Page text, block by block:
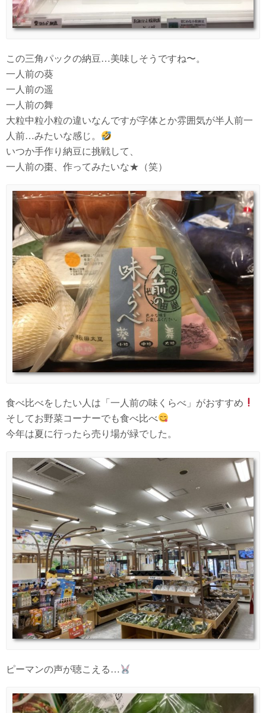
この三角パックの納豆…美味しそうですね〜。
一人前の葵
一人前の遥
一人前の舞
大粒中粒小粒の違いなんですが字体とか雰囲気が半人前一
人前…みたいな感じ。
いつか手作り納豆に挑戦して、
一人前の棗、作ってみたいな★（笑）
食べ比べをしたい人は「一人前の味くらべ」がおすすめ
そしてお野菜コーナーでも食べ比べ
今年は夏に行ったら売り場が緑でした。
ピーマンの声が聴こえる…